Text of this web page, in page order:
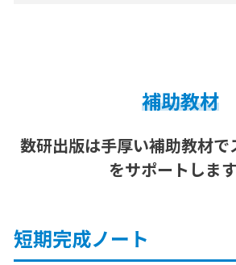
補助教材
数研出版は手厚い補助教材で
をサポートします
短期完成ノート